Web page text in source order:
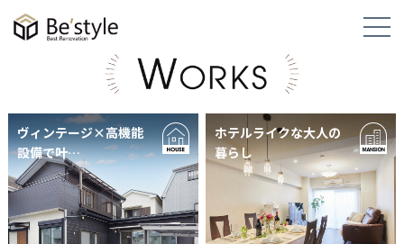
ヴィンテージ×高機能
設備で叶…
ホテルライクな大人の
暮らし